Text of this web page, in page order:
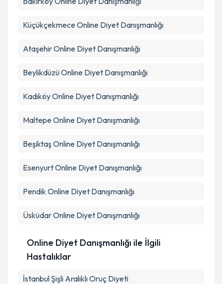
Küçükçekmece Online Diyet Danışmanlığı
AtaşehirOnline Diyet Danışmanlığı
BeylikdüzüOnline Diyet Danışmanlığı
KadıköyOnline Diyet Danışmanlığı
Maltepe Online Diyet Danışmanlığı
BeşiktaşOnline Diyet Danışmanlığı
EsenyurtOnline Diyet Danışmanlığı
Pendik Online Diyet Danışmanlığı
ÜsküdarOnline Diyet Danışmanlığı
Online Diyet Danışmanlığı ile İlgili
Hastalıklar
İstanbul Şişli Aralıklı Oruç Diyeti